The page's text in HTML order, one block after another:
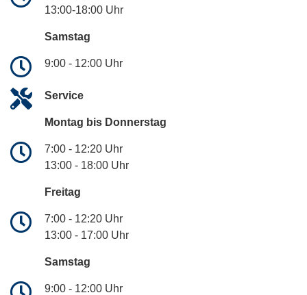
13:00-18:00 Uhr
Samstag
9:00 - 12:00 Uhr
Service
Montag bis Donnerstag
7:00 - 12:20 Uhr
13:00 - 18:00 Uhr
Freitag
7:00 - 12:20 Uhr
13:00 - 17:00 Uhr
Samstag
9:00 - 12:00 Uhr